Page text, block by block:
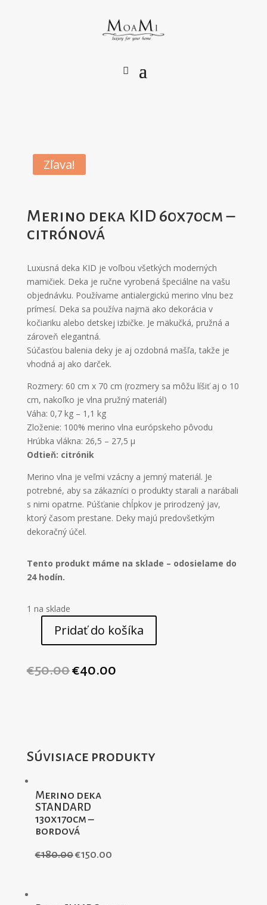
Zľava!
Merino deka KID 60x70cm –
citrónová
Luxusná deka KID je voľbou všetkých moderných
mamičiek. Deka je ručne vyrobená špeciálne na vašu
objednávku. Používame antialergickú merino vlnu bez
prímesí. Deka sa používa najmä ako dekorácia v
kočiariku alebo detskej izbičke. Je mäkučká, pružná a
zároveň elegantná.
Súčasťou balenia deky je aj ozdobná mašľa, takže je
vhodná aj ako darček.
Rozmery: 60 cm x 70 cm (rozmery sa môžu líšiť aj o 10
cm, nakoľko je vlna pružný materiál)
Váha: 0,7 kg – 1,1 kg
Zloženie: 100% merino vlna európskeho pôvodu
Hrúbka vlákna: 26,5 – 27,5 µ
Odtieň: citrónik
Merino vlna je veľmi vzácny a jemný materiál. Je
potrebné, aby sa zákazníci o produkty starali a narábali
s nimi opatrne. Púšťanie chĺpkov je prirodzený jav,
ktorý časom prestane. Deky majú predovšetkým
dekoračný účel.
Tento produkt máme na sklade – odosielame do
24 hodín.
1 na sklade
množstvo
KID
Pridať do košíka
€50.00€40.00
Súvisiace produkty
Merino deka
STANDARD
130x170cm –
bordová
€180.00€150.00